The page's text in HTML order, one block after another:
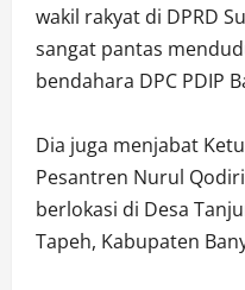
wakil rakyat di DPRD
sangat pantas
bendahara DPC PDIP
Dia juga menjabat
Pesantren Nurul
berlokasi di Desa
Tapeh, Kabupaten